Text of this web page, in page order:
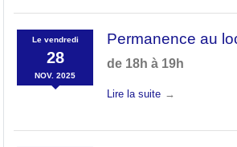
Le vendredi
28
NOV. 2025
Permanence au
de 18h à 19h
Lire la suite